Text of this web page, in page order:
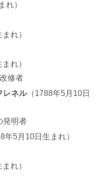
れ）
れ）
れ）
修者
レネル（1788年5月10日
発明者
年5月10日生まれ）
れ）